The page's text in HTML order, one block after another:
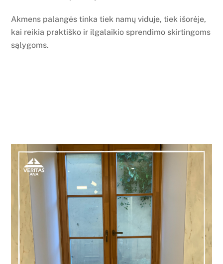
Akmens palangės tinka tiek namų viduje, tiek išorėje,
kai reikia praktiško ir ilgalaikio sprendimo skirtingoms
sąlygoms.